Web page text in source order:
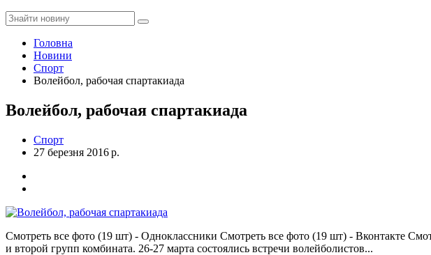
Головна
Новини
Спорт
Волейбол, рабочая спартакиада
Волейбол, рабочая спартакиада
Спорт
27 березня 2016 р.
Смотреть все фото (19 шт) - Одноклассники Смотреть все фото (19 шт) - Вконтакте
и второй групп комбината. 26-27 марта состоялись встречи волейболистов...